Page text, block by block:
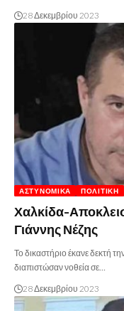
28 Δεκεμβρίου 2023
ΑΣΤΥΝΟΜΙΚΆ ΠΟΛΙΤΙΚΉ
Χαλκίδα-
Γιάννης Νέζης
Το δικαστήριο έκανε δεκτή
διαπιστώσαν νοθεία σε…
28 Δεκεμβρίου 2023